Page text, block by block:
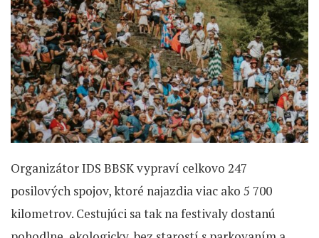
Organizátor IDS BBSK vypraví celkovo 247
posilových spojov, ktoré najazdia viac ako 5 700
kilometrov. Cestujúci sa tak na festivaly dostanú